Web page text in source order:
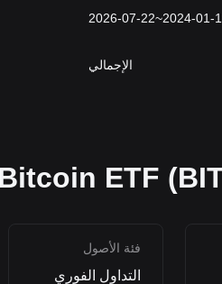
2026-07-22~2024-01-
الإجمالي
فئة الأصول
التداول الفوري